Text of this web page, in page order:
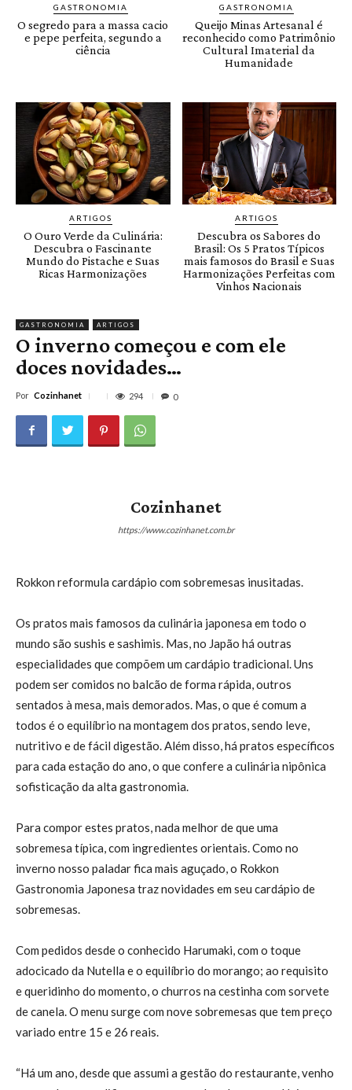
GASTRONOMIA
O segredo para a massa cacio
e pepe perfeita, segundo a
ciência
GASTRONOMIA
Queijo Minas Artesanal é
reconhecido como Patrimônio
Cultural Imaterial da
Humanidade
ARTIGOS
O Ouro Verde da Culinária:
Descubra o Fascinante
Mundo do Pistache e Suas
Ricas Harmonizações
ARTIGOS
Descubra os Sabores do
Brasil: Os 5 Pratos Típicos
mais famosos do Brasil e Suas
Harmonizações Perfeitas com
Vinhos Nacionais